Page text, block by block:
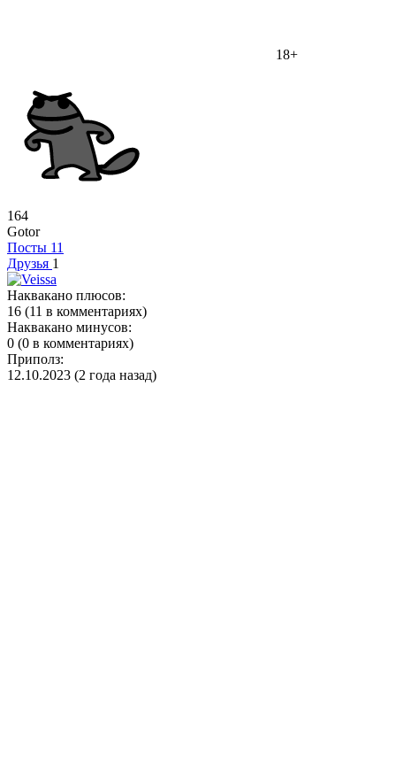
18+
164
Gotor
Посты 11
Друзья 1
Наквакано плюсов:
16 (11 в комментариях)
Наквакано минусов:
0 (0 в комментариях)
Приполз:
12.10.2023 (2 года назад)